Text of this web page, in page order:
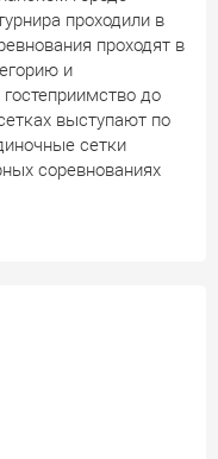
проходили в
проходят в
и
до
выступают по
сетки
соревнованиях